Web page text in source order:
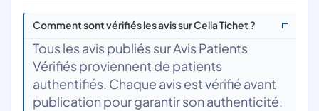
Comment sont vérifiés les avis sur Celia Tichet ?
Tous les avis publiés sur Avis Patients
Vérifiés proviennent de patients
authentifiés. Chaque avis est vérifié avant
publication pour garantir son authenticité.